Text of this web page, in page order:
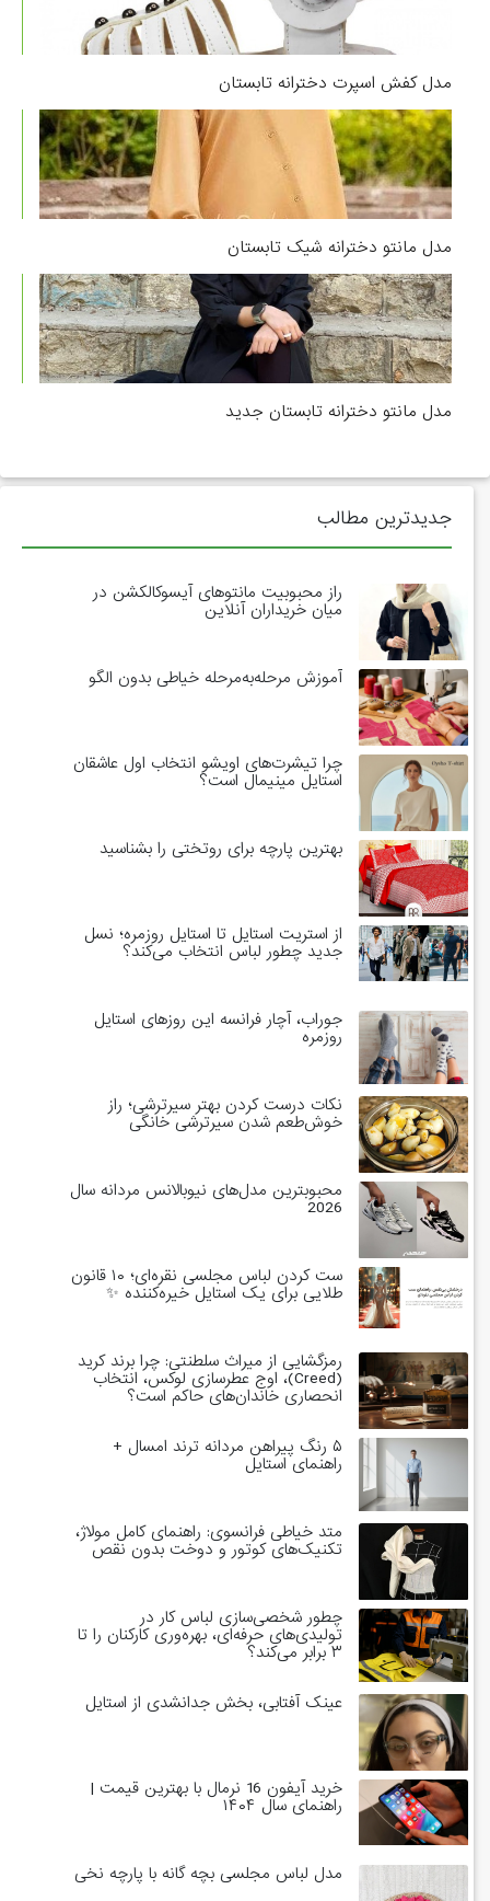
مدل کفش اسپرت دخترانه تابستان
مدل مانتو دخترانه شیک تابستان
مدل مانتو دخترانه تابستان جدید
جدیدترین مطالب
راز محبوبیت مانتوهای آیسوکالکشن در
میان خریداران آنلاین
آموزش مرحله‌به‌مرحله خیاطی بدون الگو
چرا تیشرت‌های اویشو انتخاب اول عاشقان
استایل مینیمال است؟
بهترین پارچه برای روتختی را بشناسید
از استریت استایل تا استایل روزمره؛ نسل
جدید چطور لباس انتخاب می‌کند؟
جوراب، آچار فرانسه این روزهای استایل
روزمره
نکات درست کردن بهتر سیرترشی؛ راز
خوش‌طعم شدن سیرترشی خانگی
محبوبترین مدل‌های نیوبالانس مردانه سال
2026
ست کردن لباس مجلسی نقره‌ای؛ ۱۰ قانون
طلایی برای یک استایل خیره‌کننده ✨
رمزگشایی از میراث سلطنتی: چرا برند کرید
(Creed)، اوج عطرسازی لوکس، انتخاب
انحصاری خاندان‌های حاکم است؟
۵ رنگ پیراهن مردانه ترند امسال +
راهنمای استایل
متد خیاطی فرانسوی: راهنمای کامل مولاژ،
تکنیک‌های کوتور و دوخت بدون نقص
چطور شخصی‌سازی لباس کار در
تولیدی‌های حرفه‌ای، بهره‌وری کارکنان را تا
۳ برابر می‌کند؟
عینک آفتابی، بخش جدانشدی از استایل
خرید آیفون 16 نرمال با بهترین قیمت |
راهنمای سال ۱۴۰۴
مدل لباس مجلسی بچه گانه با پارچه نخی